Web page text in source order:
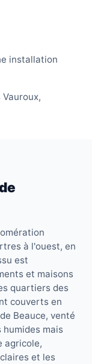
installation
à l'ouest, en
est
et maisons
quartiers des
couverts en
Beauce, venté
mais
agricole,
et les